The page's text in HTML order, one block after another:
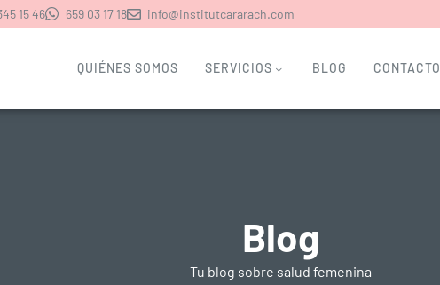
15 46 659 03 17 18 info@institutcararach.com
QUIÉNES SOMOS SERVICIOS BLOG CONTACTO
Blog
Tu blog sobre salud femenina